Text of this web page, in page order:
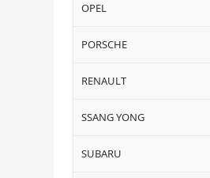
OPEL
PORSCHE
RENAULT
SSANG YONG
SUBARU